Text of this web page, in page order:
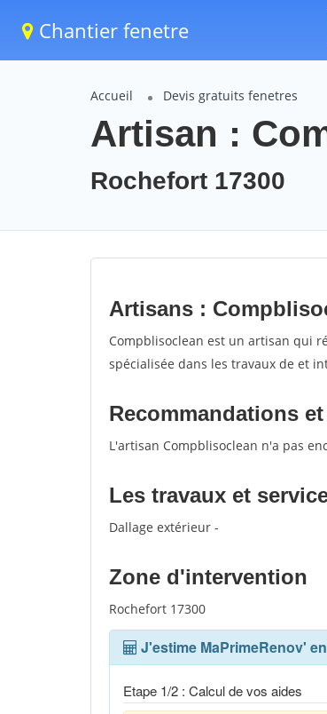
Chantier fenetre
Accueil Devis gratuits fenetres
Artisan :
Rochefort 17300
Artisans :
Compblisoclean est un artisan qui
spécialisée dans les travaux de et
Recommandations
L'artisan Compblisoclean n'a pas
Les travaux et
Dallage extérieur -
Zone d'intervention
Rochefort 17300